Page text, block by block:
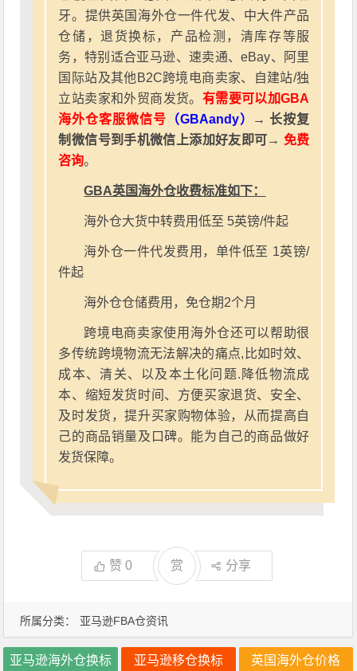
所属分类： 亚马逊FBA仓资讯
牙。提供英国海外仓一件代发、中大件产品
仓储，退货换标，产品检测，清库存等服
务，特别适合亚马逊、速卖通、eBay、阿里
国际站及其他B2C跨境电商卖家、自建站/独
立站卖家和外贸商发货。 有需要可以加GBA
海外仓客服微信号 （GBAandy）
→ 长按复
制微信号到手机微信上添加好友即可→ 免费
咨询。
GBA英国海外仓收费标准如下：
海外仓大货中转费用低至 5英镑/件起
海外仓一件代发费用，单件低至 1英镑/
件起
海外仓仓储费用，免仓期2个月
跨境电商卖家使用海外仓还可以帮助很
多传统跨境物流无法解决的痛点,比如时效、
成本、清关、以及本土化问题.降低物流成
本、缩短发货时间、方便买家退货、安全、
及时发货，提升买家购物体验，从而提高自
己的商品销量及口碑。能为自己的商品做好
发货保障。
赞0 赏 分享
亚马逊海外仓换标 亚马逊移仓换标 英国海外仓价格